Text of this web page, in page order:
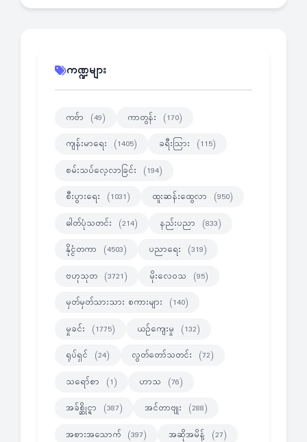
ကဏ္ဍများ
ကဗ်ာ (49) ကာတွန်း (170)
ကျန်းမာရေး (1405) ခရီးသြား (115)
စမ်းသပ်လေ့လာခြင်း (194)
စီးပွားရေး (1031) ထူးဆန်းထွေလာ (950)
ဓါတ်ပုံသတင်း (214) နည်းပညာ (833)
နိုင္ငံတကာ (4503) ပညာရေး (319)
ဗဟုသုတ (3721) မိုးလေဝသ (95)
မှတ်မှတ်သားသား စကားများ (140)
မှုခင်း (1775) ယဉ်ကျေးမှု (132)
ရုပ်ရှင် (24) လွတ်တော်သတင်း (72)
သရော်စာ (1) ဟာသ (76)
အခ်စ္ဆိုင္ရာ (387) အင်တာဗျုး (288)
အစားအသောက် (397) အဆိုအမိန့် (27)